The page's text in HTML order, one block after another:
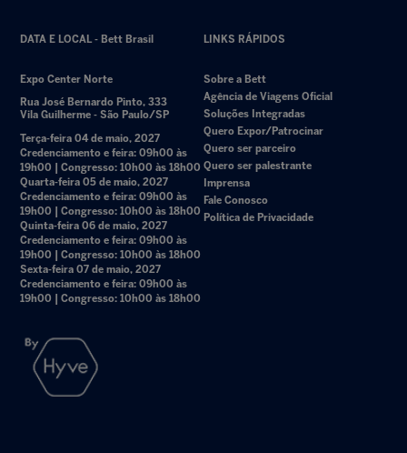
DATA E LOCAL - Bett Brasil
Expo Center Norte
Rua José Bernardo Pinto, 333
Vila Guilherme - São Paulo/SP
Terça-feira 04 de maio, 2027
Credenciamento e feira: 09h00 às
19h00 | Congresso: 10h00 às 18h00
Quarta-feira 05 de maio, 2027
Credenciamento e feira: 09h00 às
19h00 | Congresso: 10h00 às 18h00
Quinta-feira 06 de maio, 2027
Credenciamento e feira: 09h00 às
19h00 | Congresso: 10h00 às 18h00
Sexta-feira 07 de maio, 2027
Credenciamento e feira: 09h00 às
19h00 | Congresso: 10h00 às 18h00
LINKS RÁPIDOS
Sobre a Bett
Agência de Viagens Oficial
Soluções Integradas
Quero Expor/Patrocinar
Quero ser parceiro
Quero ser palestrante
Imprensa
Fale Conosco
Política de Privacidade